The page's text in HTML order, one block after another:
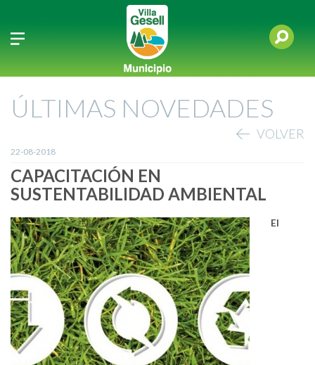
ÚLTIMAS NOVEDADES
VOLVER
22-08-2018
CAPACITACIÓN EN
SUSTENTABILIDAD AMBIENTAL
El